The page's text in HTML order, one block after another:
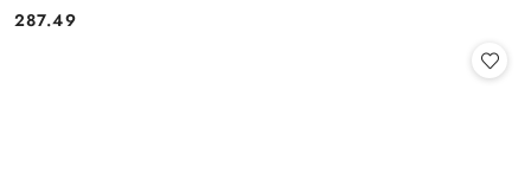
Cena:
287.49